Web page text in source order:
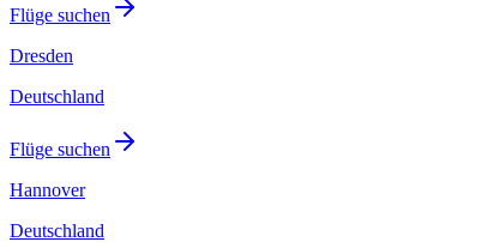
Flüge suchen
Dresden
Deutschland
Flüge suchen
Hannover
Deutschland